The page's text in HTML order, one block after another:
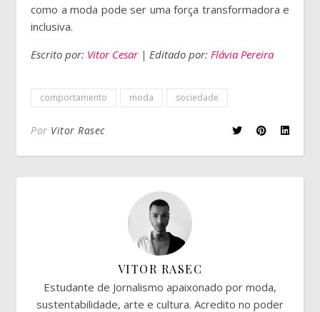
como a moda pode ser uma força transformadora e
inclusiva.
Escrito por: Vitor Cesar| Editado por: Flávia Pereira
comportamento moda sociedade
Por Vitor Rasec
VITOR RASEC
Estudante de Jornalismo apaixonado por moda,
sustentabilidade, arte e cultura. Acredito no poder